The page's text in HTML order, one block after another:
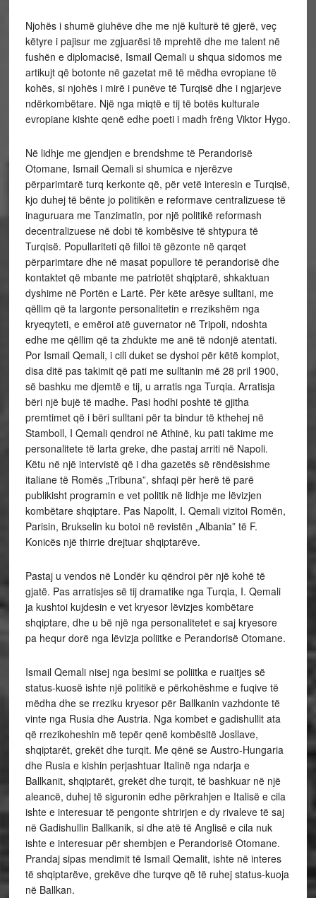
Njohës i shumë giuhëve dhe me një kulturë të gjerë, veç
këtyre i pajisur me zgjuarësi të mprehtë dhe me talent në
fushën e diplomacisë, Ismail Qemali u shqua sidomos me
artikujt që botonte në gazetat më të mëdha evropiane të
kohës, si njohës i mirë i punëve të Turqisë dhe i ngjarjeve
ndërkombëtare. Një nga miqtë e tij të botës kulturale
evropiane kishte qenë edhe poeti i madh frëng Viktor Hygo.
Në lidhje me gjendjen e brendshme të Perandorisë
Otomane, Ismail Qemali si shumica e njerëzve
përparimtarë turq kerkonte që, për vetë interesin e Turqisë,
kjo duhej të bënte jo politikën e reformave centralizuese të
inaguruara me Tanzimatin, por një politikë reformash
decentralizuese në dobi të kombësive të shtypura të
Turqisë. Popullariteti që filloi të gëzonte në qarqet
përparimtare dhe në masat popullore të perandorisë dhe
kontaktet që mbante me patriotët shqiptarë, shkaktuan
dyshime në Portën e Lartë. Për këte arësye sulltani, me
qëllim që ta largonte personalitetin e rrezikshëm nga
kryeqyteti, e emëroi atë guvernator në Tripoli, ndoshta
edhe me qëllim që ta zhdukte me anë të ndonjë atentati.
Por Ismail Qemali, i cili duket se dyshoi për këtë komplot,
disa ditë pas takimit që pati me sulltanin më 28 pril 1900,
së bashku me djemtë e tij, u arratis nga Turqia. Arratisja
bëri një bujë të madhe. Pasi hodhi poshtë të gjitha
premtimet që i bëri sulltani për ta bindur të kthehej në
Stamboll, I Qemali qendroi në Athinë, ku pati takime me
personalitete të larta greke, dhe pastaj arriti në Napoli.
Këtu në një intervistë që i dha gazetës së rëndësishme
italiane të Romës „Tribuna”, shfaqi për herë të parë
publikisht programin e vet politik në lidhje me lëvizjen
kombëtare shqiptare. Pas Napolit, I. Qemali vizitoi Romën,
Parisin, Brukselin ku botoi në revistën „Albania” të F.
Konicës një thirrie drejtuar shqiptarëve.
Pastaj u vendos në Londër ku qëndroi për një kohë të
gjatë. Pas arratisjes së tij dramatike nga Turqia, I. Qemali
ja kushtoi kujdesin e vet kryesor lëvizjes kombëtare
shqiptare, dhe u bë një nga personalitetet e saj kryesore
pa hequr dorë nga lëvizja poliitke e Perandorisë Otomane.
Ismail Qemali nisej nga besimi se poliitka e ruaitjes së
status-kuosë ishte një politikë e përkohëshme e fuqive të
mëdha dhe se rreziku kryesor për Ballkanin vazhdonte të
vinte nga Rusia dhe Austria. Nga kombet e gadishullit ata
që rrezikoheshin më tepër qenë kombësitë Josllave,
shqiptarët, grekët dhe turqit. Me qënë se Austro-Hungaria
dhe Rusia e kishin perjashtuar Italinë nga ndarja e
Ballkanit, shqiptarët, grekët dhe turqit, të bashkuar në një
aleancë, duhej të siguronin edhe përkrahjen e Italisë e cila
ishte e interesuar të pengonte shtrirjen e dy rivaleve të saj
në Gadishullin Ballkanik, si dhe atë të Anglisë e cila nuk
ishte e interesuar për shembjen e Perandorisë Otomane.
Prandaj sipas mendimit të Ismail Qemalit, ishte në interes
të shqiptarëve, grekëve dhe turqve që të ruhej status-kuoja
në Ballkan.